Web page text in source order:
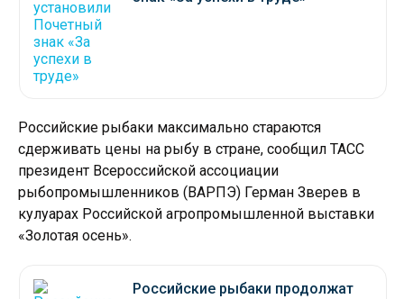
Российские рыбаки максимально стараются
сдерживать цены на рыбу в стране, сообщил ТАСС
президент Всероссийской ассоциации
рыбопромышленников (ВАРПЭ) Герман Зверев в
кулуарах Российской агропромышленной выставки
«Золотая осень».
Российские рыбаки продолжат